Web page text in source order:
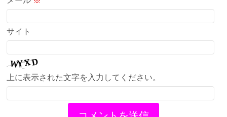
サイト
上に表示された文字を入力してください。